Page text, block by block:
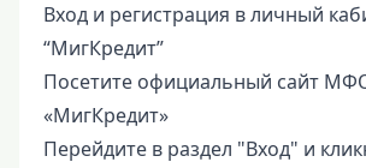
Вход и регистрация в личный
“МигКредит”
Посетите официальный сайт
«МигКредит»
Перейдите в раздел "Вход" и